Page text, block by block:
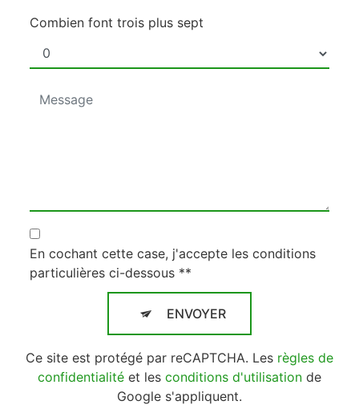
Combien font trois plus sept
En cochant cette case, j'accepte les conditions
particulières ci-dessous **
ENVOYER
Ce site est protégé par reCAPTCHA. Les règles de
confidentialité et les conditions d'utilisation de
Google s'appliquent.